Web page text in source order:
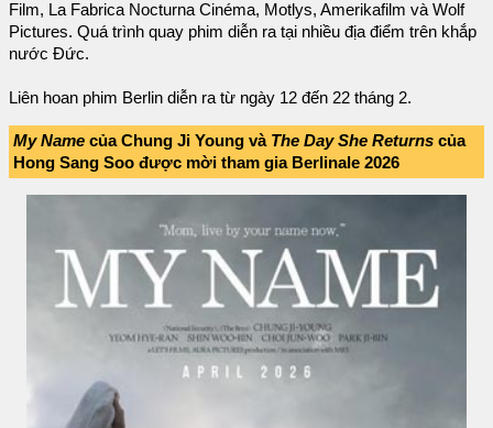
Film, La Fabrica Nocturna Cinéma, Motlys, Amerikafilm và Wolf
Pictures. Quá trình quay phim diễn ra tại nhiều địa điểm trên khắp
nước Đức.
Liên hoan phim Berlin diễn ra từ ngày 12 đến 22 tháng 2.
My Name của Chung Ji Young và The Day She Returns của
Hong Sang Soo được mời tham gia Berlinale 2026